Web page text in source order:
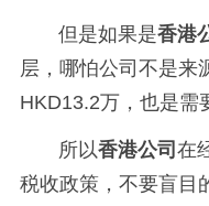
但是如果是香港
层，哪怕公司不是来
HKD13.2万，也是需
所以香港公司在
税收政策，不要盲目